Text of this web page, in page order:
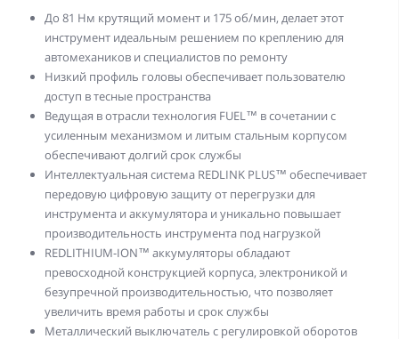
До 81 Нм крутящий момент и 175 об/мин, делает этот
инструмент идеальным решением по креплению для
автомехаников и специалистов по ремонту
Низкий профиль головы обеспечивает пользователю
доступ в тесные пространства
Ведущая в отрасли технология FUEL™ в сочетании с
усиленным механизмом и литым стальным корпусом
обеспечивают долгий срок службы
Интеллектуальная система REDLINK PLUS™ обеспечивает
передовую цифровую защиту от перегрузки для
инструмента и аккумулятора и уникально повышает
производительность инструмента под нагрузкой
REDLITHIUM-ION™ аккумуляторы обладают
превосходной конструкцией корпуса, электроникой и
безупречной производительностью, что позволяет
увеличить время работы и срок службы
Металлический выключатель с регулировкой оборотов